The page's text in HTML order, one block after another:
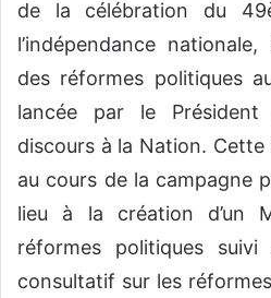
de la célébration du
l’indépendance
des réformes politiques
lancée par le
discours à la Nation. Cette
au cours de la campagne
lieu à la création d’un
réformes politiques
consultatif sur les